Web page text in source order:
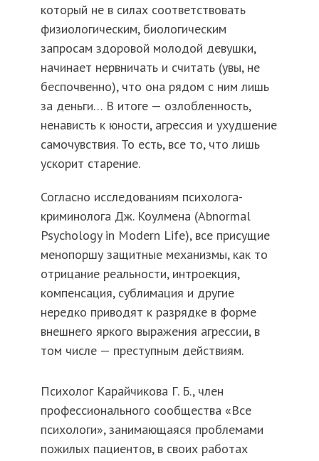
который не в силах соответствовать
физиологическим, биологическим
запросам здоровой молодой девушки,
начинает нервничать и считать (увы, не
беспочвенно), что она рядом с ним лишь
за деньги… В итоге — озлобленность,
ненависть к юности, агрессия и ухудшение
самочувствия. То есть, все то, что лишь
ускорит старение.
Согласно исследованиям психолога-
криминолога Дж. Коулмена (Abnormal
Psychology in Modern Life), все присущие
менопоршу защитные механизмы, как то
отрицание реальности, интроекция,
компенсация, сублимация и другие
нередко приводят к разрядке в форме
внешнего яркого выражения агрессии, в
том числе — преступным действиям.
Психолог Карайчикова Г. Б., член
профессионального сообщества «Все
психологи», занимающаяся проблемами
пожилых пациентов, в своих работах